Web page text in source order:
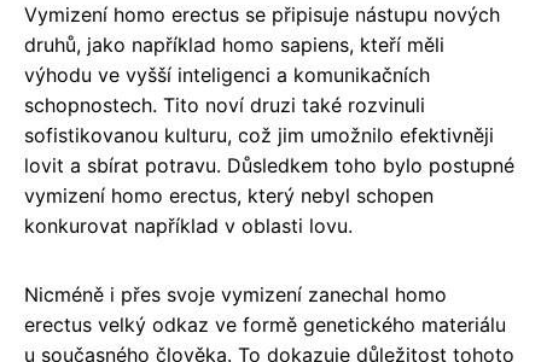
Vymizení homo erectus se připisuje nástupu nových
druhů, jako například homo sapiens, kteří měli
výhodu ve vyšší inteligenci a komunikačních
schopnostech. Tito noví druzi také rozvinuli
sofistikovanou kulturu, což jim umožnilo efektivněji
lovit a sbírat potravu. Důsledkem toho bylo postupné
vymizení homo erectus, který nebyl schopen
konkurovat například v oblasti lovu.
Nicméně i přes svoje vymizení zanechal homo
erectus velký odkaz ve formě genetického materiálu
u současného člověka. To dokazuje důležitost tohoto